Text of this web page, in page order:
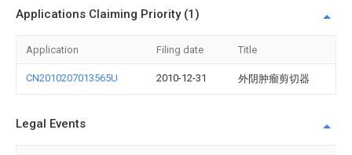
Applications Claiming Priority (1)
Application Filing date Title
CN2010207013565U 2010-12-31 外阴肿瘤剪切器
Legal Events